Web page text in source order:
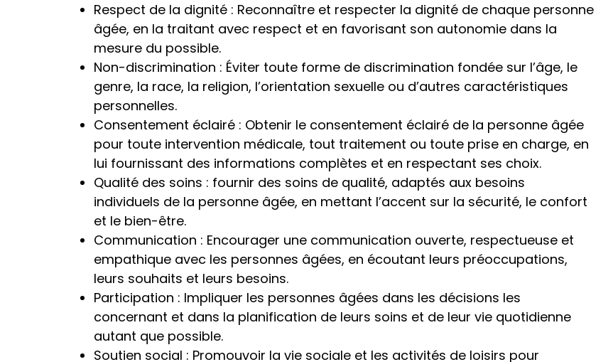
Respect de la dignité : Reconnaître et respecter la dignité de chaque personne
âgée, en la traitant avec respect et en favorisant son autonomie dans la
mesure du possible.
Non-discrimination : Éviter toute forme de discrimination fondée sur l’âge, le
genre, la race, la religion, l’orientation sexuelle ou d’autres caractéristiques
personnelles.
Consentement éclairé : Obtenir le consentement éclairé de la personne âgée
pour toute intervention médicale, tout traitement ou toute prise en charge, en
lui fournissant des informations complètes et en respectant ses choix.
Qualité des soins : fournir des soins de qualité, adaptés aux besoins
individuels de la personne âgée, en mettant l’accent sur la sécurité, le confort
et le bien-être.
Communication : Encourager une communication ouverte, respectueuse et
empathique avec les personnes âgées, en écoutant leurs préoccupations,
leurs souhaits et leurs besoins.
Participation : Impliquer les personnes âgées dans les décisions les
concernant et dans la planification de leurs soins et de leur vie quotidienne
autant que possible.
Soutien social : Promouvoir la vie sociale et les activités de loisirs pour